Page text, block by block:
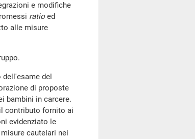
e modifiche
ratio ed
alle misure
dell'esame del
di proposte
bambini in carcere.
contributo fornito ai
evidenziato le
cautelari nei